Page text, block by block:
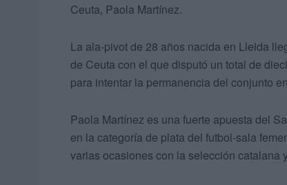
Ceuta, Paola Martínez.
La ala-pivot de 28 años nacida en Lleida
de Ceuta con el que disputó un total de
para intentar la permanencia del conjunto
Paola Martínez es una fuerte apuesta del
en la categoría de plata del futbol-sala
varias ocasiones con la selección catalana